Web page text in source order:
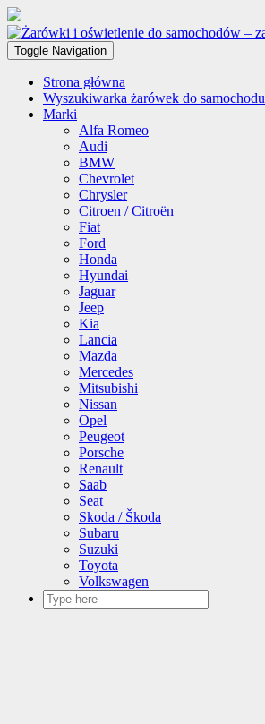
Toggle Navigation
Strona główna
Wyszukiwarka żarówek do samochodu
Marki
Alfa Romeo
Audi
BMW
Chevrolet
Chrysler
Citroen / Citroën
Fiat
Ford
Honda
Hyundai
Jaguar
Jeep
Kia
Lancia
Mazda
Mercedes
Mitsubishi
Nissan
Opel
Peugeot
Porsche
Renault
Saab
Seat
Skoda / Škoda
Subaru
Suzuki
Toyota
Volkswagen